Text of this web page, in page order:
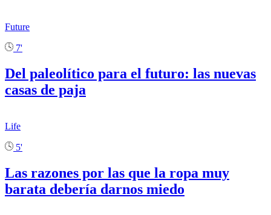
Future
7'
Del paleolítico para el futuro: las nuevas
casas de paja
Life
5'
Las razones por las que la ropa muy
barata debería darnos miedo